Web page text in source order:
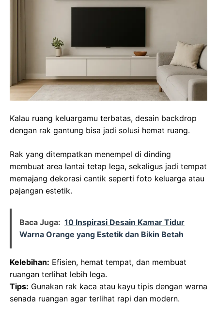
Kalau ruang keluargamu terbatas, desain backdrop
dengan rak gantung bisa jadi solusi hemat ruang.
Rak yang ditempatkan menempel di dinding
membuat area lantai tetap lega, sekaligus jadi tempat
memajang dekorasi cantik seperti foto keluarga atau
pajangan estetik.
Baca Juga: 10 Inspirasi Desain Kamar Tidur
Warna Orange yang Estetik dan Bikin Betah
Kelebihan: Efisien, hemat tempat, dan membuat
ruangan terlihat lebih lega.
Tips: Gunakan rak kaca atau kayu tipis dengan warna
senada ruangan agar terlihat rapi dan modern.